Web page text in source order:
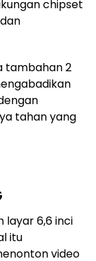
chipset
tambahan 2
tahan yang
layar 6,6 inci
itu
video